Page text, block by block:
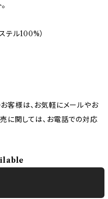
テル100%）
客様は、お気軽にメールやお
に関しては、お電話での対応